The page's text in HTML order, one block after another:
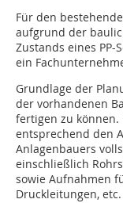
Für den
aufgrund der
Zustands eines PP-
ein
Grundlage der
der vorhandenen
fertigen zu können.
entsprechend den
Anlagenbauers
einschließlich
sowie Aufnahmen
Druckleitungen, etc.